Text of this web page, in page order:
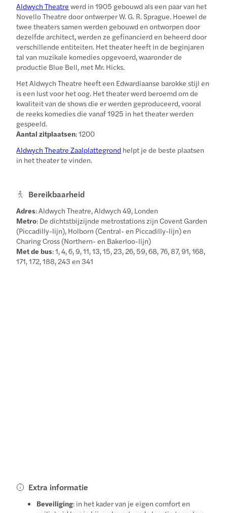
Aldwych Theatre werd in 1905 gebouwd als een paar van het
Novello Theatre door ontwerper W. G. R. Sprague. Hoewel de
twee theaters samen werden gebouwd en ontworpen door
dezelfde architect, werden ze gefinancierd en beheerd door
verschillende entiteiten. Het theater heeft in de beginjaren
tal van muzikale komedies opgevoerd, waaronder de
productie Blue Bell, met Mr. Hicks.
Het Aldwych Theatre heeft een Edwardiaanse barokke stijl en
is een lust voor het oog. Het theater werd beroemd om de
kwaliteit van de shows die er werden geproduceerd, vooral
de reeks komedies die vanaf 1925 in het theater werden
gespeeld.
Aantal zitplaatsen: 1200
Aldwych Theatre Zaalplattegrond helpt je de beste plaatsen
in het theater te vinden.
Bereikbaarheid
Adres: Aldwych Theatre, Aldwych 49, Londen
Metro: De dichtstbijzijnde metrostations zijn Covent Garden
(Piccadilly-lijn), Holborn (Central- en Piccadilly-lijn) en
Charing Cross (Northern- en Bakerloo-lijn)
Met de bus: 1, 4, 6, 9, 11, 13, 15, 23, 26, 59, 68, 76, 87, 91, 168,
171, 172, 188, 243 en 341
Extra informatie
Beveiliging: in het kader van je eigen comfort en